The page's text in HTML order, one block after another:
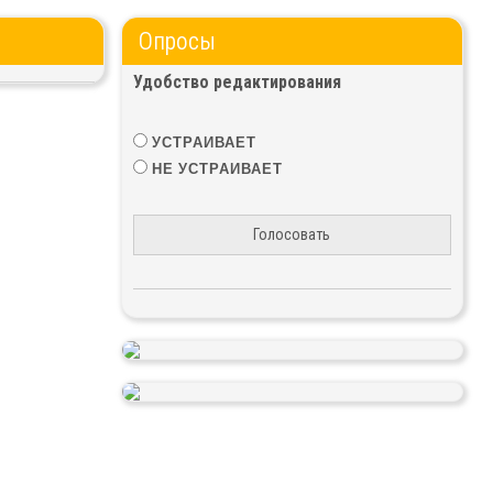
Опросы
Удобство редактирования
УСТРАИВАЕТ
НЕ УСТРАИВАЕТ
Голосовать